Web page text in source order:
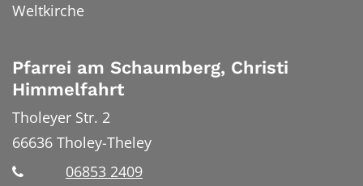
Weltkirche
Pfarrei am Schaumberg, Christi
Himmelfahrt
Tholeyer Str. 2
66636 Tholey-Theley
06853 2409